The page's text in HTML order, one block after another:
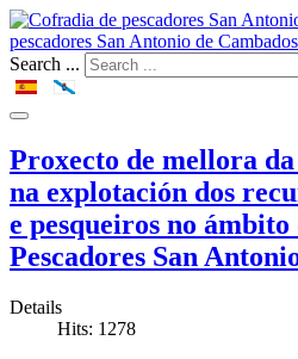
pescadores San Antonio de Cambados
Search ...
Proxecto de mellora
na explotación dos
e pesqueiros no
Pescadores San
Details
Hits: 1278